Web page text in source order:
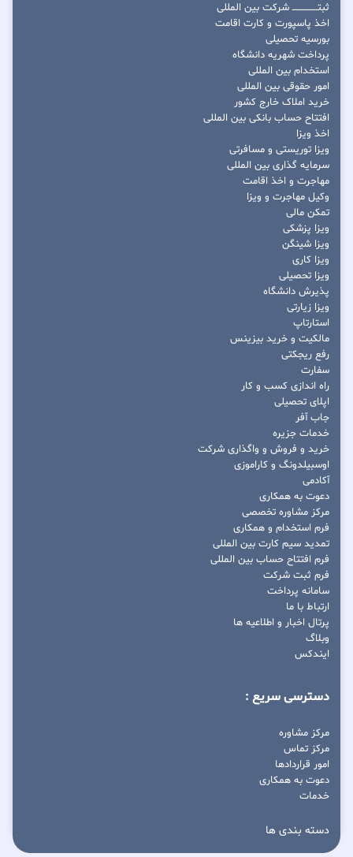
ثبتــــــــــــــــ شرکت بین المللی
اخذ پاسپورت و کارت اقامت
بورسیه تحصیلی
پرداخت شهریه دانشگاه
استخدام بین المللی
امور حقوقی بین المللی
خرید املاک خارج کشور
افتتاح حساب بانکی بین المللی
اخذ ویزا
ویزا توریستی و مسافرتی
سرمایه گذاری بین المللی
مهاجرت و اخذ اقامت
وکیل مهاجرت و ویزا
تمکن مالی
ویزا پزشکی
ویزا شینگن
ویزا کاری
ویزا تحصیلی
پذیرش دانشگاه
ویزا زیارتی
استارتاپ
مالکیت و خرید بیزینس
رفع ریجکتی
سفارت
راه اندازی کسب و کار
اپلای تحصیلی
جاب آفر
خدمات جزیره
خرید و فروش و واگذاری شرکت
اوسبیلدونگ و کاراموزی
آکادمی
دعوت به همکاری
مرکز مشاوره تخصصی
فرم استخدام و همکاری
تمدید سیم کارت بین المللی
فرم افتتاح حساب بین المللی
فرم ثبت شرکت
سامانه پرداخت
ارتباط با ما
پرتال اخبار و اطلاعیه ها
وبلاگ
ایندکس
دسترسی سریع :
مرکز مشاوره
مرکز تماس
امور قراردادها
دعوت به همکاری
خدمات
دسته بندی ها